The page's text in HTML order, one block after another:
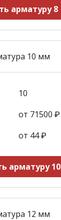
арматуру 8
10 мм
10
от 71500 ₽
от 44₽
арматуру 10
12 мм